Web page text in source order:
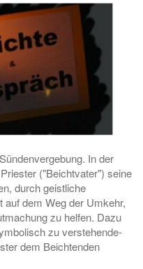
In der
("Beichtvater") seine
durch geistliche
auf dem Weg der Umkehr,
zu helfen. Dazu
zu verstehende-
dem Beichtenden